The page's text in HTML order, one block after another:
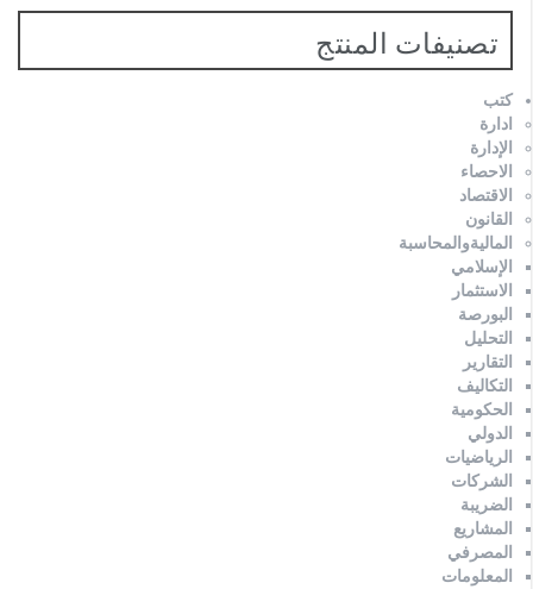
تصنيفات المنتج
كتب
ادارة
الإدارة
الاحصاء
الاقتصاد
القانون
الماليةوالمحاسبة
الإسلامي
الاستثمار
البورصة
التحليل
التقارير
التكاليف
الحكومية
الدولي
الرياضيات
الشركات
الضريبة
المشاريع
المصرفي
المعلومات